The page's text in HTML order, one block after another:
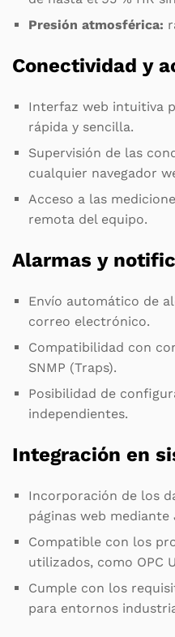
Presión atmosférica:
Conectividad y
Interfaz web intuitiva
rápida y sencilla.
Supervisión de las
cualquier navegador
Acceso a las
remota del equipo.
Alarmas y
Envío automático de
correo electrónico.
Compatibilidad con
SNMP (Traps).
Posibilidad de
independientes.
Integración en
Incorporación de los
páginas web mediante
Compatible con los
utilizados, como OPC
Cumple con los
para entornos